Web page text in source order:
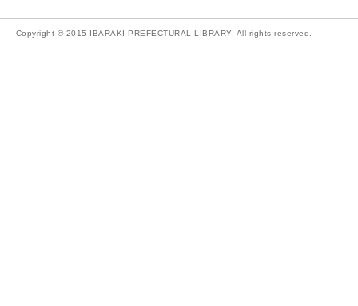
Copyright © 2015-IBARAKI PREFECTURAL LIBRARY. All rights reserved.